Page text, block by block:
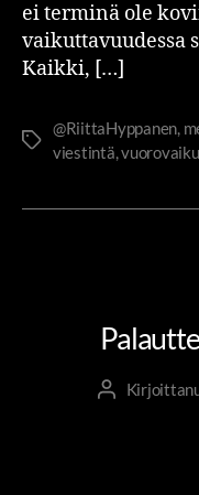
ei terminä ole
vaikuttavuudessa
Kaikki, […]
@RiittaHyppanen,
viestintä,